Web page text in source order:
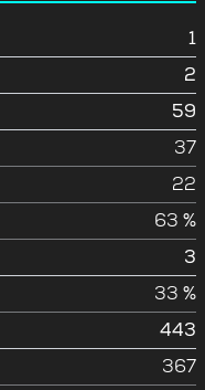
1
2
59
37
22
63 %
3
33 %
443
367